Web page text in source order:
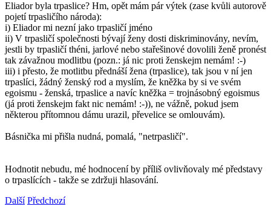
Eliador byla trpaslice? Hm, opět mám pár výtek (zase kvůli autorově
pojetí trpasličího národa):
i) Eliador mi nezní jako trpasličí jméno
ii) V trpasličí společnosti bývají ženy dosti diskriminovány, nevím,
jestli by trpasličí théni, jarlové nebo stařešinové dovolili ženě pronést
tak závažnou modlitbu (pozn.: já nic proti ženskejm nemám! :-)
iii) i přesto, že motlitbu přednáší žena (trpaslice), tak jsou v ní jen
trpaslíci, žádný ženský rod a myslím, že kněžka by si ve svém
egoismu - ženská, trpaslice a navíc kněžka = trojnásobný egoismus
(já proti ženskejm fakt nic nemám! :-)), ne vážně, pokud jsem
některou přítomnou dámu urazil, převelice se omlouvám).
Básnička mi přišla nudná, pomalá, "netrpasličí".
Hodnotit nebudu, mé hodnocení by příliš ovlivňovaly mé představy
o trpaslících - takže se zdržuji hlasování.
Další Předchozí